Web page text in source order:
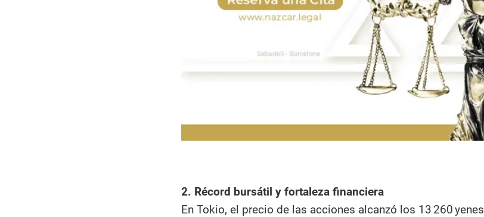
2. Récord bursátil y fortaleza financiera
En Tokio, el precio de las acciones alcanzó los 13 260 yenes